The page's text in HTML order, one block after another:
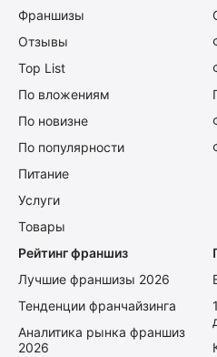
Франшизы
Отзывы
Top List
По вложениям
По новизне
По популярности
Питание
Услуги
Товары
Рейтинг франшиз
Лучшие франшизы 2026
Тенденции франчайзинга
Аналитика рынка франшиз
2026